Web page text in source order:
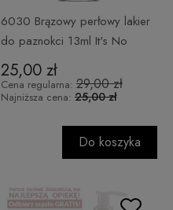
6030 Brązowy perłowy lakier
do paznokci 13ml It's No
Istanbul
25,00 zł
Cena regularna: 29,00 zł
Najniższa cena: 25,00 zł
Do koszyka